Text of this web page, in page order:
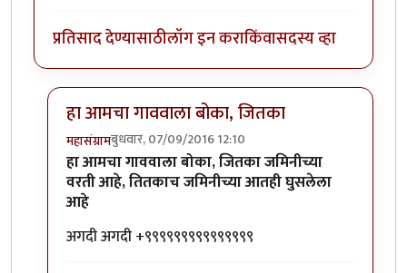
प्रतिसाद देण्यासाठीलॉग इन कराकिंवासदस्य व्हा
हा आमचा गाववाला बोका, जितका
महासंग्रामबुधवार, 07/09/2016 12:10
In reply toआज एक गोष्ट मी जाहीर करूbyकैलासवासी
हा आमचा गाववाला बोका, जितका जमिनीच्या
वरती आहे, तितकाच जमिनीच्या आतही घुसलेला
आहे
अगदी अगदी +९९९९९९९९९९९९९९९